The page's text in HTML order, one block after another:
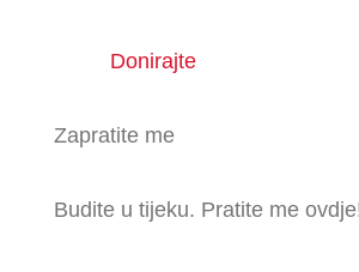
Donirajte
Zapratite me
Budite u tijeku. Pratite me